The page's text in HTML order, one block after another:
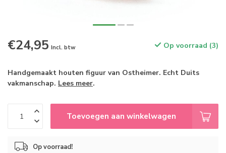
€24,95 Incl. btw Op voorraad (3)
Handgemaakt houten figuur van Ostheimer. Echt Duits
vakmanschap. Lees meer.
Toevoegen aan winkelwagen
Op voorraad!